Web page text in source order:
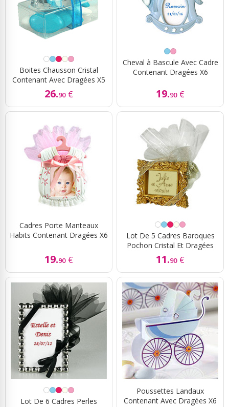
Boites Chausson Cristal
Contenant Avec Dragées X5
26.90 €
Cheval à Bascule Avec Cadre
Contenant Dragées X6
19.90 €
Cadres Porte Manteaux
Habits Contenant Dragées X6
19.90 €
Lot De 5 Cadres Baroques
Pochon Cristal Et Dragées
11.90 €
Lot De 6 Cadres Perles
Poussettes Landaux
Contenant Avec Dragées X6